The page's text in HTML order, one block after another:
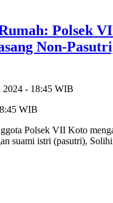
Polsek
Non-
2024 - 18:45 WIB
WIB
Polsek VII Koto
suami istri (pasutri),